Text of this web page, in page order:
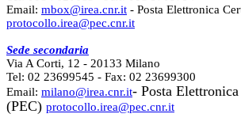
Email: mbox@irea.cnr.it - Posta Elettronica
protocollo.irea@pec.cnr.it
Sede secondaria
Via A Corti, 12 - 20133 Milano
Tel: 02 23699545 - Fax: 02 23699300
Email: milano@irea.cnr.it- Posta
(PEC) protocollo.irea@pec.cnr.it